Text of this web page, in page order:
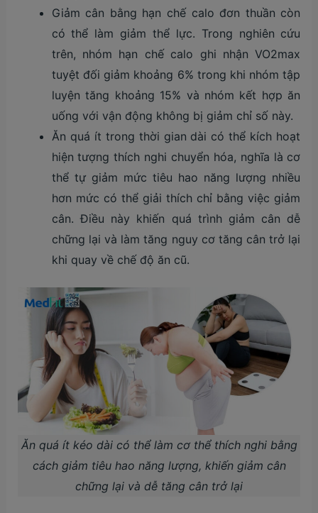
Giảm cân bằng hạn chế calo đơn thuần còn
có thể làm giảm thể lực. Trong nghiên cứu
trên, nhóm hạn chế calo ghi nhận VO2max
tuyệt đối giảm khoảng 6% trong khi nhóm tập
luyện tăng khoảng 15% và nhóm kết hợp ăn
uống với vận động không bị giảm chỉ số này.
Ăn quá ít trong thời gian dài có thể kích hoạt
hiện tượng thích nghi chuyển hóa, nghĩa là cơ
thể tự giảm mức tiêu hao năng lượng nhiều
hơn mức có thể giải thích chỉ bằng việc giảm
cân. Điều này khiến quá trình giảm cân dễ
chững lại và làm tăng nguy cơ tăng cân trở lại
khi quay về chế độ ăn cũ.
Ăn quá ít kéo dài có thể làm cơ thể thích nghi bằng
cách giảm tiêu hao năng lượng, khiến giảm cân
chững lại và dễ tăng cân trở lại